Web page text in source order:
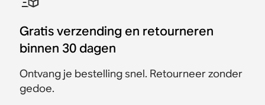
€ 433,00
€ 458,00
Bespaar € 25,00
2x Era 300
€ 898,00 € 998,00
Bespaar € 100,00
Roam 2 + draadloze
€ 248,00
Move 2 + Roam 2
€ 628,00 € 698,00
Bespaar € 70,00
€ 358,00
€ 398,00
Bespaar € 40,00
€ 691,00
€ 728,00
Bespaar € 37,00
Gratis verzending en retourneren
binnen 30 dagen
Ontvang je bestelling snel. Retourneer zonder
gedoe.